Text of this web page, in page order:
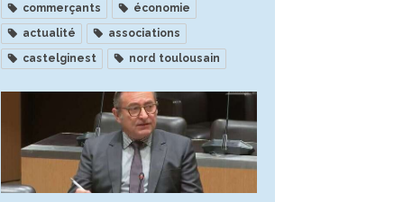
commerçants
économie
actualité
associations
castelginest
nord toulousain